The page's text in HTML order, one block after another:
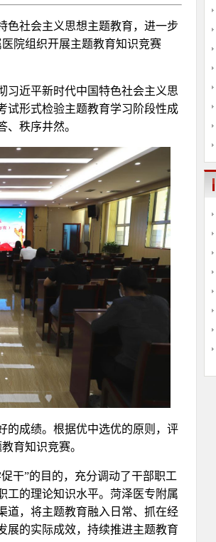
色社会主义思想主题教育，进一步
院组织开展主题教育知识竞赛
习近平新时代中国特色社会主义思
试形式检验主题教育学习阶段性成
秩序井然。
的成绩。根据优中选优的原则，评
育知识竞赛。
干”的目的，充分调动了干部职工
工的理论知识水平。菏泽医专附属
道，将主题教育融入日常、抓在经
展的实际成效，持续推进主题教育